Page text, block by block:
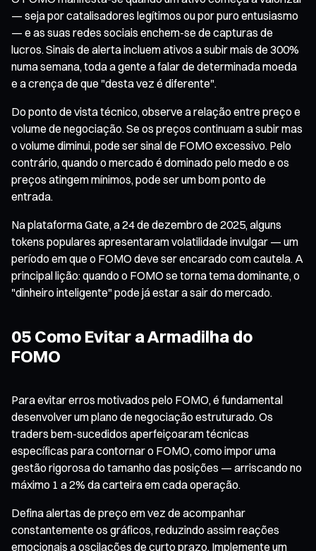
— seja por catalisadores legítimos ou por puro entusiasmo
— e as suas redes sociais enchem-se de capturas de
lucros. Sinais de alerta incluem ativos a subir mais de 300%
numa semana, toda a gente a falar de determinada moeda
e a crença de que "desta vez é diferente".
Do ponto de vista técnico, observe a relação entre preço e
volume de negociação. Se os preços continuam a subir mas
o volume diminui, pode ser sinal de FOMO excessivo. Pelo
contrário, quando o mercado é dominado pelo medo e os
preços atingem mínimos, pode ser um bom ponto de
entrada.
Na plataforma Gate, a 24 de dezembro de 2025, alguns
tokens populares apresentaram volatilidade invulgar — um
período em que o FOMO deve ser encarado com cautela. A
principal lição: quando o FOMO se torna tema dominante, o
"dinheiro inteligente" pode já estar a sair do mercado.
05 Como Evitar a Armadilha do
FOMO
Para evitar erros motivados pelo FOMO, é fundamental
desenvolver um plano de negociação estruturado. Os
traders bem-sucedidos aperfeiçoaram técnicas
específicas para contornar o FOMO, como impor uma
gestão rigorosa do tamanho das posições — arriscando no
máximo 1 a 2% da carteira em cada operação.
Defina alertas de preço em vez de acompanhar
constantemente os gráficos, reduzindo assim reações
emocionais a oscilações de curto prazo. Implemente um